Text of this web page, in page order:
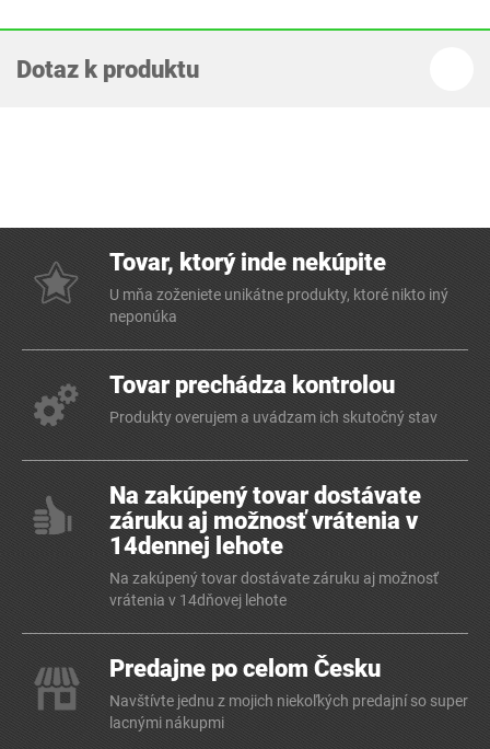
Dotaz k produktu
Tovar, ktorý inde nekúpite
U mňa zoženiete unikátne produkty, ktoré nikto iný
neponúka
Tovar prechádza kontrolou
Produkty overujem a uvádzam ich skutočný stav
Na zakúpený tovar dostávate
záruku aj možnosť vrátenia v
14dennej lehote
Na zakúpený tovar dostávate záruku aj možnosť
vrátenia v 14dňovej lehote
Predajne po celom Česku
Navštívte jednu z mojich niekoľkých predajní so super
lacnými nákupmi